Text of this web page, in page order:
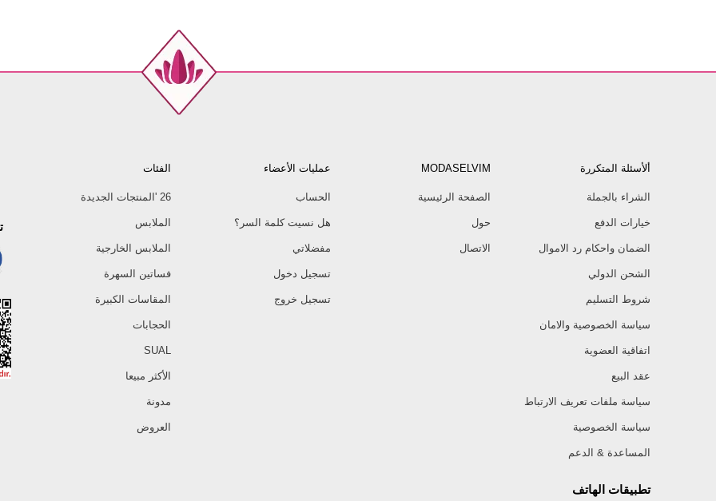
ألأسئلة المتكررة
الشراء بالجملة
خيارات الدفع
الضمان واحكام رد الاموال
الشحن الدولي
شروط التسليم
سياسة الخصوصية والامان
اتفاقية العضوية
عقد البيع
سياسة ملفات تعريف الارتباط
سياسة الخصوصية
المساعدة & الدعم
MODASELVIM
الصفحة الرئيسية
حول
الاتصال
عمليات الأعضاء
الحساب
هل نسيت كلمة السر؟
مفضلاتي
تسجيل دخول
تسجيل خروج
الفئات
26 'المنتجات الجديدة
الملابس
الملابس الخارجية
فساتين السهرة
المقاسات الكبيرة
الحجابات
SUAL
الأكثر مبيعا
مدونة
العروض
تطبيقات الهاتف